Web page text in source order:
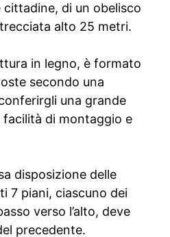
di un obelisco
alto 25 metri.
in legno, è formato
secondo una
una grande
di montaggio e
disposizione delle
7 piani, ciascuno dei
verso l’alto, deve
precedente.